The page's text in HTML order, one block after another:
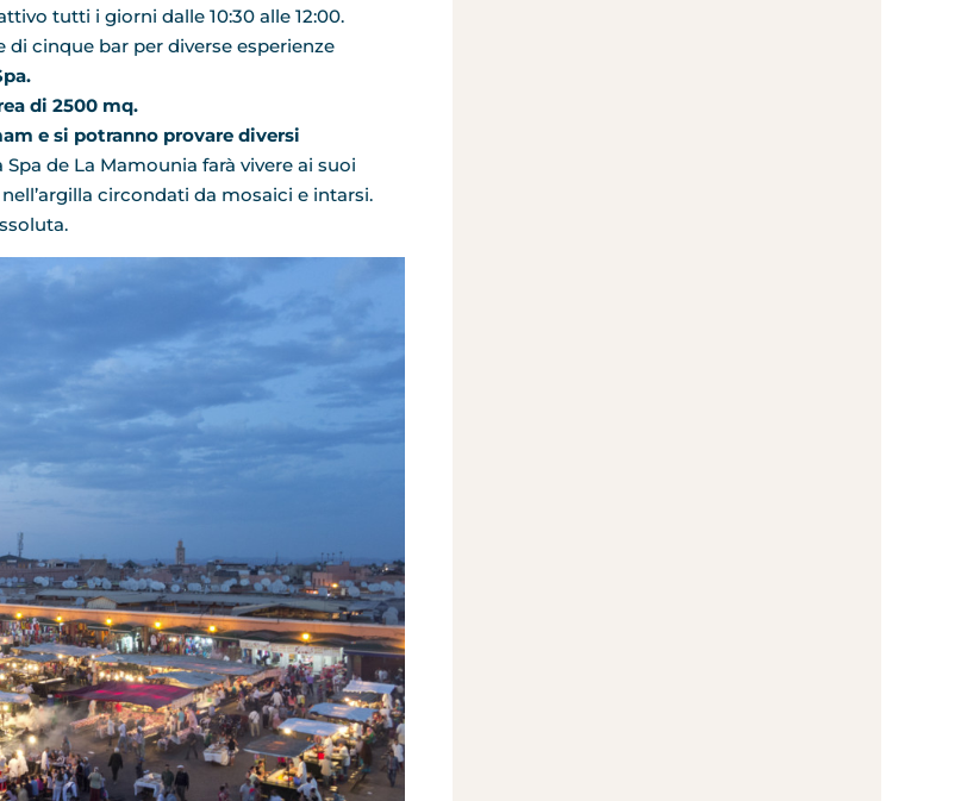
tutti i giorni dalle 10:30 alle 12:00.
cinque bar per diverse esperienze
di 2500 mq.
e si potranno provare diversi
de La Mamounia farà vivere ai suoi
circondati da mosaici e intarsi.